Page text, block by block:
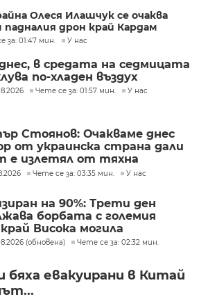
Олеся Илашчук се очаква
падналия дрон край Кардам
за: 01:47 мин. У нас
в средата на седмицата
по-хладен въздух
Чете се за: 01:57 мин. У нас
Стоянов: Очакваме днес
от украинска страна дали
е излетял от тяхна
Чете се за: 03:35 мин. У нас
на 90%: Трети ден
борбата с големия
Висока могила
(обновена)
Чете се за: 02:32 мин.
бяха евакуирани в Китай